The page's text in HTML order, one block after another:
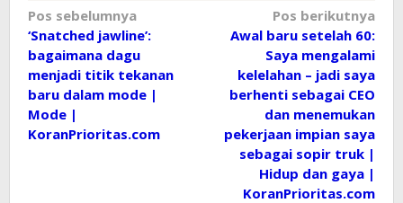
Navigasi
pos
Pos sebelumnya
‘Snatched jawline’:
bagaimana dagu
menjadi titik tekanan
baru dalam mode |
Mode |
KoranPrioritas.com
Pos berikutnya
Awal baru setelah 60:
Saya mengalami
kelelahan – jadi saya
berhenti sebagai CEO
dan menemukan
pekerjaan impian saya
sebagai sopir truk |
Hidup dan gaya |
KoranPrioritas.com